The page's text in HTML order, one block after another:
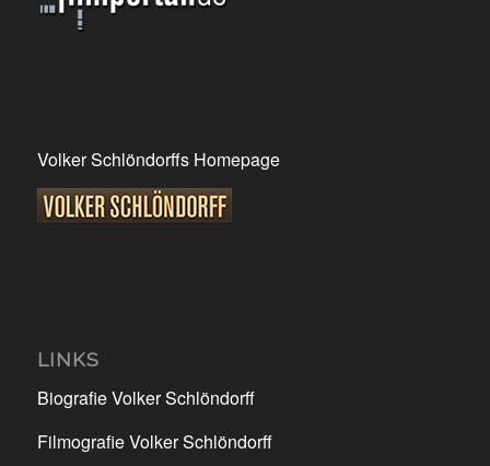
Volker Schlöndorffs Homepage
LINKS
Biografie Volker Schlöndorff
Filmografie Volker Schlöndorff